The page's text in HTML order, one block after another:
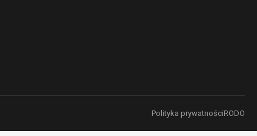
Polityka prywatnościRODO